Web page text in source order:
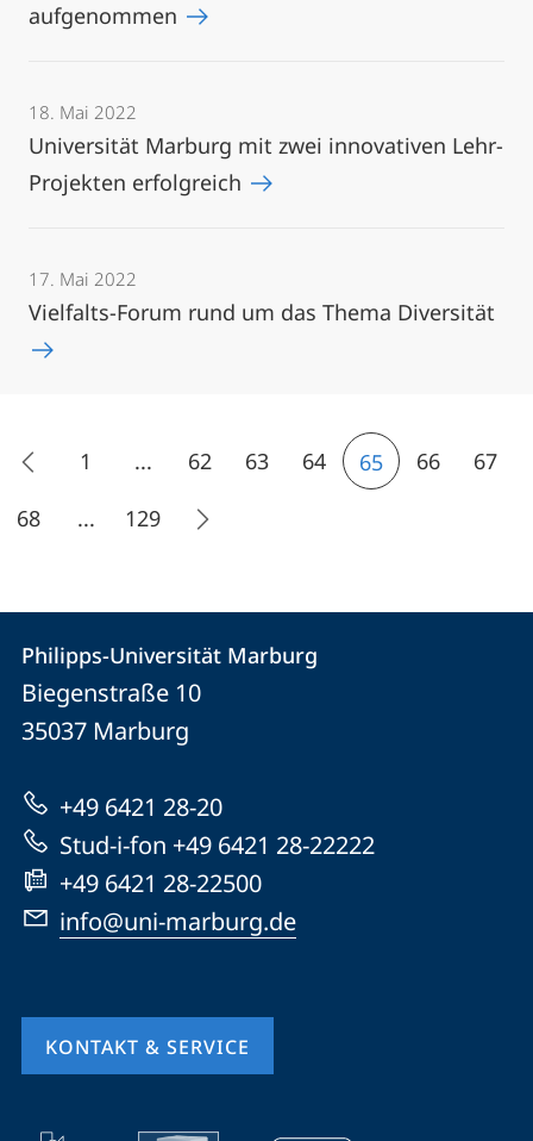
aufgenommen
18. Mai 2022
Universität Marburg mit zwei innovativen Lehr-
Projekten erfolgreich
17. Mai 2022
Vielfalts-Forum rund um das Thema Diversität
1 ... 62 63 64 65 66
67
68
... 129
Kontakt
und
Informationen
zur
Website
Kontaktinformationen
Philipps-
Universität
Marburg
Philipps-Universität Marburg
Biegenstraße 10
35037 Marburg
+49 6421 28-20
Stud-i-fon +49 6421 28-22222
+49 6421 28-22500
info@uni-marburg.de
KONTAKT & SERVICE
Mobile-